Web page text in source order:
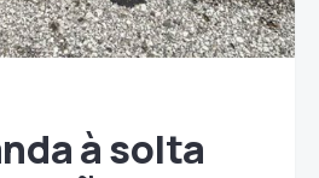
à solta